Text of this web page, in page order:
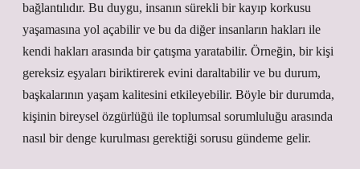
bağlantılıdır. Bu duygu, insanın sürekli bir kayıp korkusu
yaşamasına yol açabilir ve bu da diğer insanların hakları ile
kendi hakları arasında bir çatışma yaratabilir. Örneğin, bir kişi
gereksiz eşyaları biriktirerek evini daraltabilir ve bu durum,
başkalarının yaşam kalitesini etkileyebilir. Böyle bir durumda,
kişinin bireysel özgürlüğü ile toplumsal sorumluluğu arasında
nasıl bir denge kurulması gerektiği sorusu gündeme gelir.